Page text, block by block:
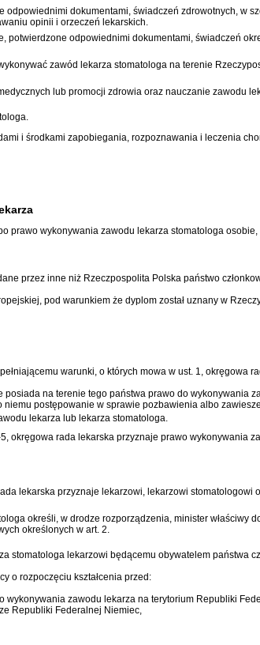
dokumentami, świadczeń zdrowotnych, w
opinii i orzeczeń lekarskich.
odpowiednimi dokumentami, świadczeń
zawód lekarza stomatologa na terenie
lub promocji zdrowia oraz nauczanie zawodu
i środkami zapobiegania, rozpoznawania i leczenia
prawo wykonywania zawodu lekarza stomatologa osobie,
przez inne niż Rzeczpospolita Polska państwo
pod warunkiem że dyplom został uznany w
warunki, o których mowa w ust. 1, okręgowa
na terenie tego państwa prawo do wykonywania
postępowanie w sprawie pozbawienia albo
lekarza lub lekarza stomatologa.
okręgowa rada lekarska przyznaje prawo wykonywania
lekarska przyznaje lekarzowi, lekarzowi stomatologowi
określi, w drodze rozporządzenia, minister właściwy
określonych w art. 2.
lekarzowi będącemu obywatelem państwa
o rozpoczęciu kształcenia przed:
zawodu lekarza na terytorium Republiki
Republiki Federalnej Niemiec,